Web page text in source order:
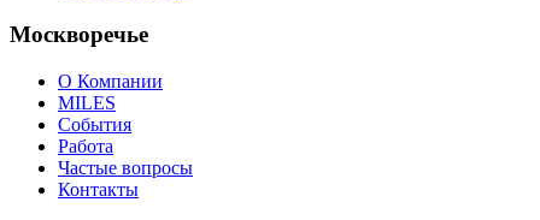
Москворечье
О Компании
MILES
События
Работа
Частые вопросы
Контакты